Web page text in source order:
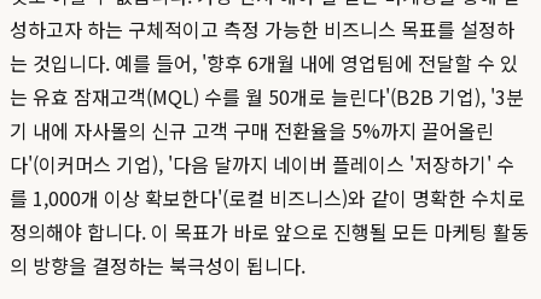
성하고자 하는 구체적이고 측정 가능한 비즈니스 목표를 설정하
는 것입니다. 예를 들어, '향후 6개월 내에 영업팀에 전달할 수 있
는 유효 잠재고객(MQL) 수를 월 50개로 늘린다'(B2B 기업), '3분
기 내에 자사몰의 신규 고객 구매 전환율을 5%까지 끌어올린
다'(이커머스 기업), '다음 달까지 네이버 플레이스 '저장하기' 수
를 1,000개 이상 확보한다'(로컬 비즈니스)와 같이 명확한 수치로
정의해야 합니다. 이 목표가 바로 앞으로 진행될 모든 마케팅 활동
의 방향을 결정하는 북극성이 됩니다.